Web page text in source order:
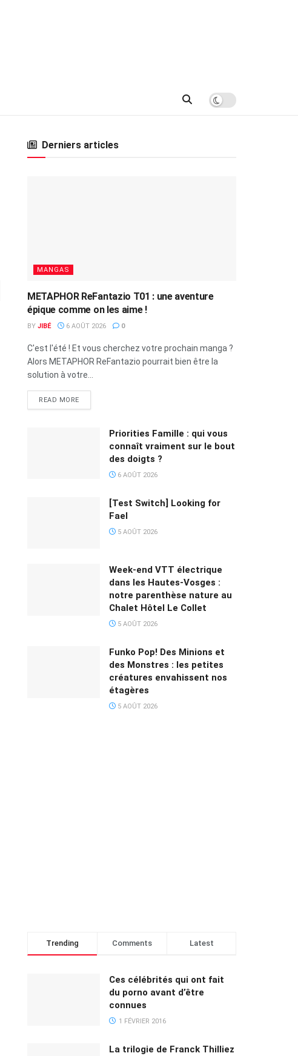
Derniers articles
MANGAS
METAPHOR ReFantazio T01 : une aventure
épique comme on les aime !
BY JIBÉ 6 AOÛT 2026 0
C'est l'été ! Et vous cherchez votre prochain manga ?
Alors METAPHOR ReFantazio pourrait bien être la
solution à votre...
READ MORE
Priorities Famille : qui vous
connaît vraiment sur le bout
des doigts ?
6 AOÛT 2026
[Test Switch] Looking for
Fael
5 AOÛT 2026
Week-end VTT électrique
dans les Hautes-Vosges :
notre parenthèse nature au
Chalet Hôtel Le Collet
5 AOÛT 2026
Funko Pop! Des Minions et
des Monstres : les petites
créatures envahissent nos
étagères
5 AOÛT 2026
Trending Comments Latest
Ces célébrités qui ont fait
du porno avant d’être
connues
1 FÉVRIER 2016
La trilogie de Franck Thilliez